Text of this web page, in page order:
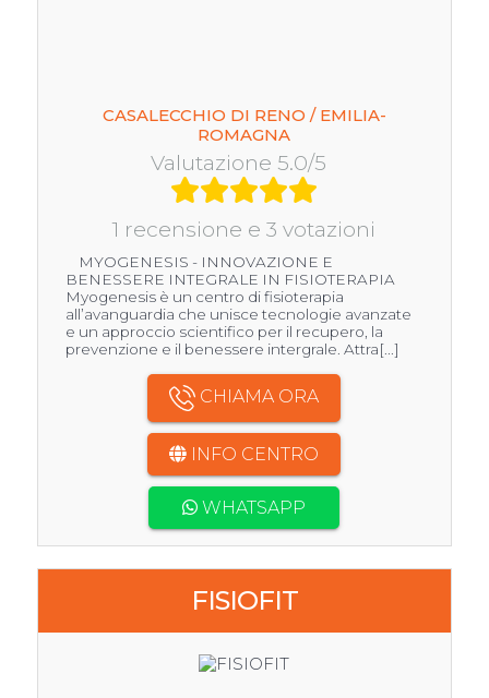
CASALECCHIO DI RENO / EMILIA-
ROMAGNA
Valutazione 5.0/5
1 recensione e 3 votazioni
MYOGENESIS - INNOVAZIONE E
BENESSERE INTEGRALE IN FISIOTERAPIA
Myogenesis è un centro di fisioterapia
all’avanguardia che unisce tecnologie avanzate
e un approccio scientifico per il recupero, la
prevenzione e il benessere intergrale. Attra[...]
CHIAMA ORA
INFO CENTRO
WHATSAPP
FISIOFIT